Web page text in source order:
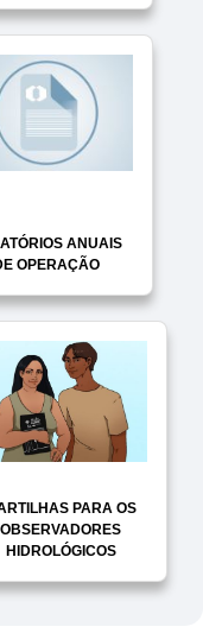
ANUAIS
OPERAÇÃO
PARA OS
OBSERVADORES
HIDROLÓGICOS